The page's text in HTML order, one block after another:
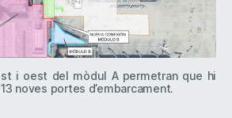
i oest del mòdul A permetran que hi
noves portes d’embarcament.